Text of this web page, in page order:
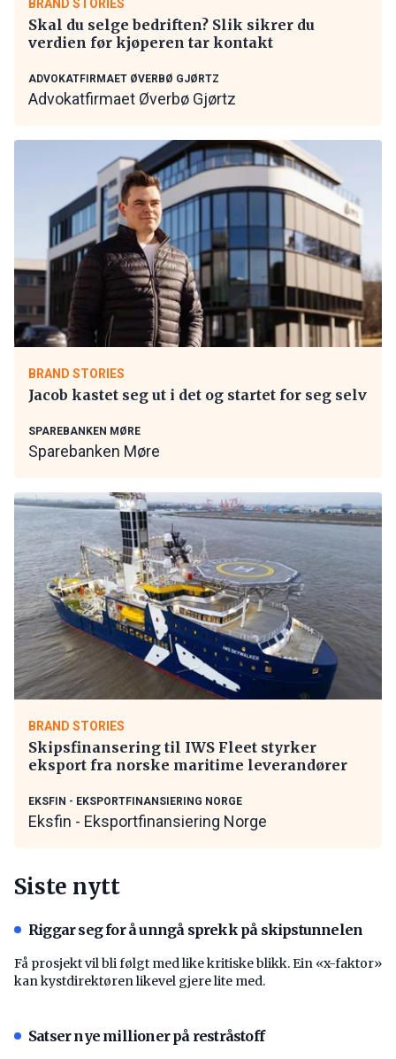
BRAND STORIES
Skal du selge bedriften? Slik sikrer du
verdien før kjøperen tar kontakt
ADVOKATFIRMAET ØVERBØ GJØRTZ
Advokatfirmaet Øverbø Gjørtz
BRAND STORIES
Jacob kastet seg ut i det og startet for seg selv
SPAREBANKEN MØRE
Sparebanken Møre
BRAND STORIES
Skipsfinansering til IWS Fleet styrker
eksport fra norske maritime leverandører
EKSFIN - EKSPORTFINANSIERING NORGE
Eksfin - Eksportfinansiering Norge
Siste nytt
Riggar seg for å unngå sprekk på skipstunnelen
Få prosjekt vil bli følgt med like kritiske blikk. Ein «x-faktor»
kan kystdirektøren likevel gjere lite med.
Satser nye millioner på restråstoff